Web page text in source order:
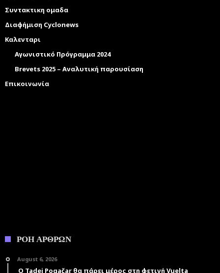
Συντακτικη ομαδα
Διαφήμιση Cyclonews
Καλενταρι
Αγωνιστικό Πρόγραμμα 2024
Brevets 2025 – Αναλυτική παρουσίαση
Επικοινωνία
ΡΟΗ ΑΡΘΡΩΝ
August 6, 2026
Ο Tadej Pogačar θα πάρει μέρος στη φετινή Vuelta